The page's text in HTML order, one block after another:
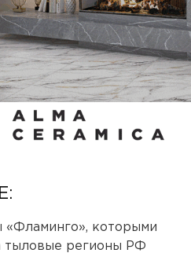
«Фламинго», которыми
тыловые регионы РФ